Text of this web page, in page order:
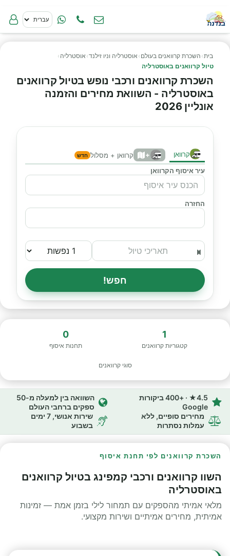
בית› השכרת קרוואנים בעולם › אוסטרליה וניו זילנד› אוסטרליה ›
טיול קרוואנים באוסטרליה
השכרת קרוואנים ורכבי נופש בטיול קרוואנים
באוסטרליה - השוואת מחירים והזמנה
אונליין 2026
קרוואן + קרוואן + מסלול חדש
עיר איסוף הקרוואן
החזרה
חפש!
1
קטגוריות קרוואנים
0
תחנות איסוף
סוגי קרוואנים
4.5★ · +400 ביקורות
Google
השוואה בין למעלה מ-50
ספקים ברחבי העולם
מחירים סופיים, ללא
עמלות נסתרות
שירות אנושי, 7 ימים
בשבוע
השכרת קרוואנים לפי תחנת איסוף
השוו קרוואנים ורכבי קמפינג בטיול קרוואנים
באוסטרליה
מלאי אמיתי מהספקים עם תמחור לילי בזמן אמת — זמינות
אמיתית, מחירים אמיתיים ושירות מקצועי.